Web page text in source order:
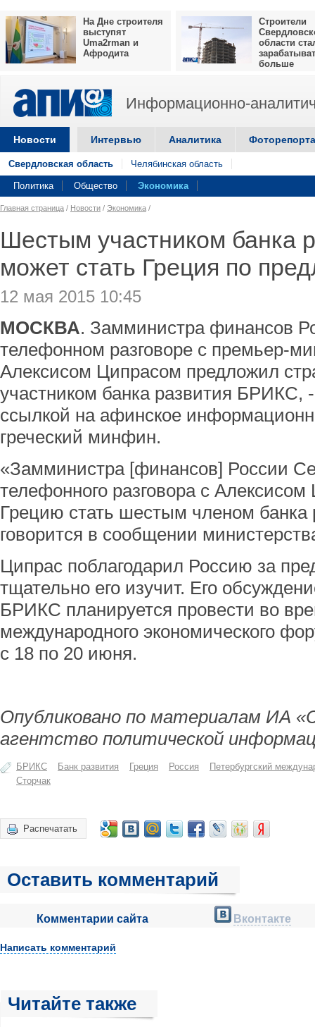
На Дне строителя
выступят
Uma2rman и
Афродита
Строители
области
больше
Информационно-
Новости Интервью Аналитика
Свердловская область Челябинская область
Политика Общество Экономика
Главная страница / Новости / Экономика /
Шестым участником банка
может стать Греция по
12 мая 2015 10:45
МОСКВА. Замминистра финансов
телефонном разговоре с премьер-
Алексисом Ципрасом предложил
участником банка развития
ссылкой на афинское
греческий минфин.
«Замминистра [финансов] России
телефонного разговора с
Грецию стать шестым членом
говорится в сообщении
Ципрас поблагодарил Россию за
тщательно его изучит. Его
БРИКС планируется провести во
международного экономического
с 18 по 20 июня.
Опубликовано по материалам ИА
агентство политической
БРИКС Банк развития Греция Россия
Петербургский
Сторчак
Распечатать
Оставить комментарий
Комментарии сайта Вконтакте
Написать комментарий
Читайте также